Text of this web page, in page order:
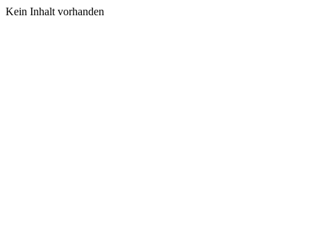
Kein Inhalt vorhanden